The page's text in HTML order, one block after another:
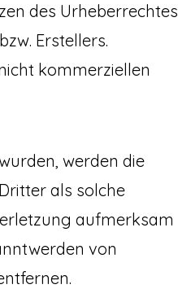
des Urheberrechtes
Erstellers.
kommerziellen
werden die
als solche
aufmerksam
von